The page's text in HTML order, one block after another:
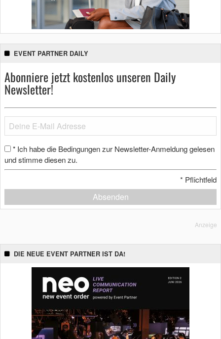
EVENT PARTNER DAILY
Abonniere jetzt kostenlos unseren Daily
Newsletter!
* Ich habe die Bedingungen zur Newsletter-Anmeldung gelesen
und stimme diesen zu.
* Pflichtfeld
Absenden
Anzeige
DIE NEUE EVENT PARTNER IST DA!